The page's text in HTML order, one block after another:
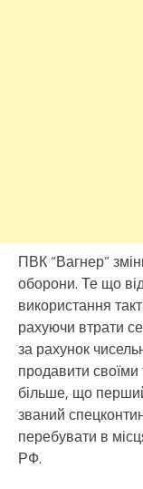
ПВК “Вагнер”
оборони. Те що
використання
рахуючи втрати
за рахунок
продавити своїми
більше, що
званий
перебувати в
РФ.